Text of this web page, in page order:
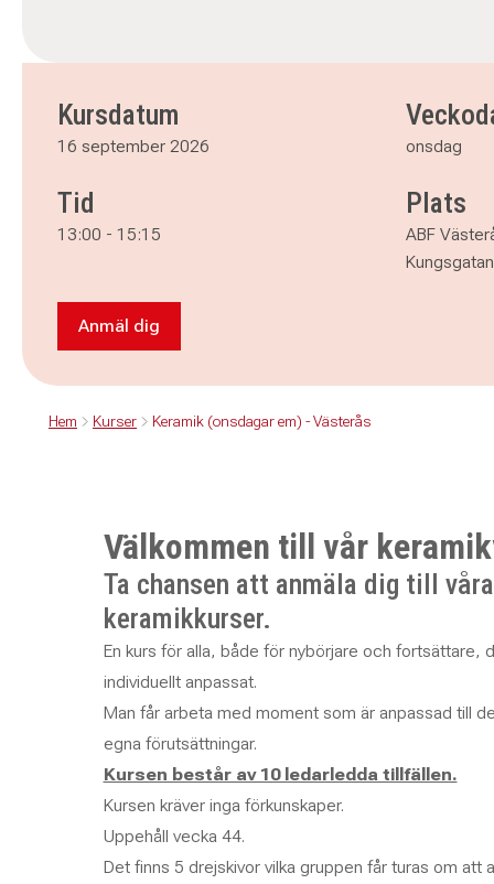
Kursdatum
16 september 2026 onsdag
Tid
13:00 - 15:15
Plats
ABF
Anmäl dig till Keramik (onsdagar em) -
Anmäl dig
Hem Kurser Keramik (onsdagar em) - Västerås
Välkommen till vår
Ta chansen att anmäla dig till
keramikkurser.
En kurs för alla, både för nybörjare och fortsättare,
individuellt anpassat.
Man får arbeta med moment som är anpassad till
egna förutsättningar.
Kursen består av 10 ledarledda tillfällen.
Kursen kräver inga förkunskaper.
Uppehåll vecka 44.
Det finns 5 drejskivor vilka gruppen får turas om att